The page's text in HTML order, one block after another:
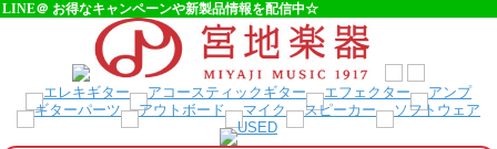
LINE＠ お得なキャンペーンや新製品情報を配信中☆